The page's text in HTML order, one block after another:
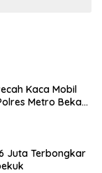
Kaca Mobil
Metro Bekasi
Juta Terbongkar